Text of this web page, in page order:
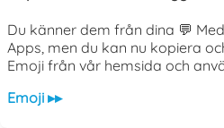
Du känner dem från dina 💬
Apps, men du kan nu kopiera
Emoji från vår hemsida och
Emoji ▸▸